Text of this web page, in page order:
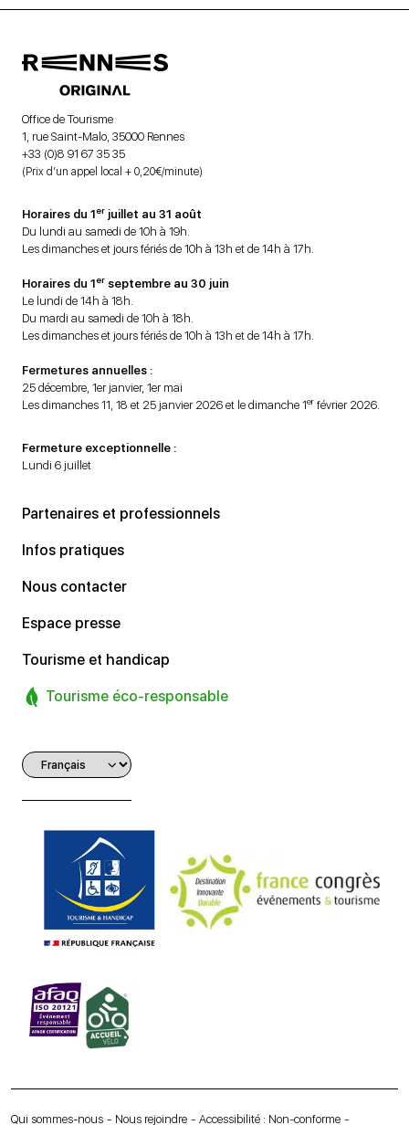
Office de Tourisme
1, rue Saint-Malo, 35000 Rennes
+33 (0)8 91 67 35 35
(Prix d’un appel local + 0,20€/minute)
Horaires du 1er juillet au 31 août
Du lundi au samedi de 10h à 19h.
Les dimanches et jours fériés de 10h à 13h et de 14h à 17h.
Horaires du 1er septembre au 30 juin
Le lundi de 14h à 18h.
Du mardi au samedi de 10h à 18h.
Les dimanches et jours fériés de 10h à 13h et de 14h à 17h.
Fermetures annuelles :
25 décembre, 1er janvier, 1er mai
Les dimanches 11, 18 et 25 janvier 2026 et le dimanche 1er février 2026.
Fermeture exceptionnelle :
Lundi 6 juillet
Partenaires et professionnels
Infos pratiques
Nous contacter
Espace presse
Tourisme et handicap
Tourisme éco-responsable
Qui sommes-nous Nous rejoindre Accessibilité : Non-conforme